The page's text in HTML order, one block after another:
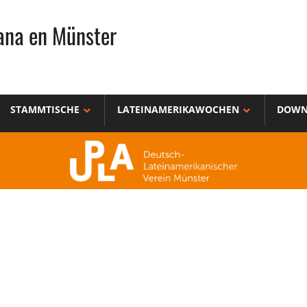
en Münster
STAMMTISCHE LATEINAMERIKAWOCHEN